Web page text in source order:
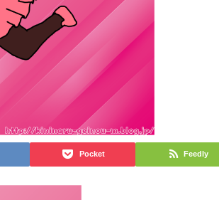
Pocket Feedly